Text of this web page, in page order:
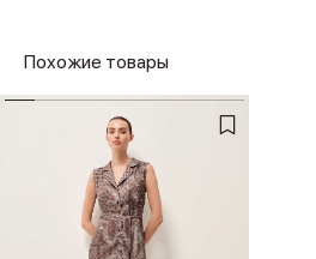
Похожие товары